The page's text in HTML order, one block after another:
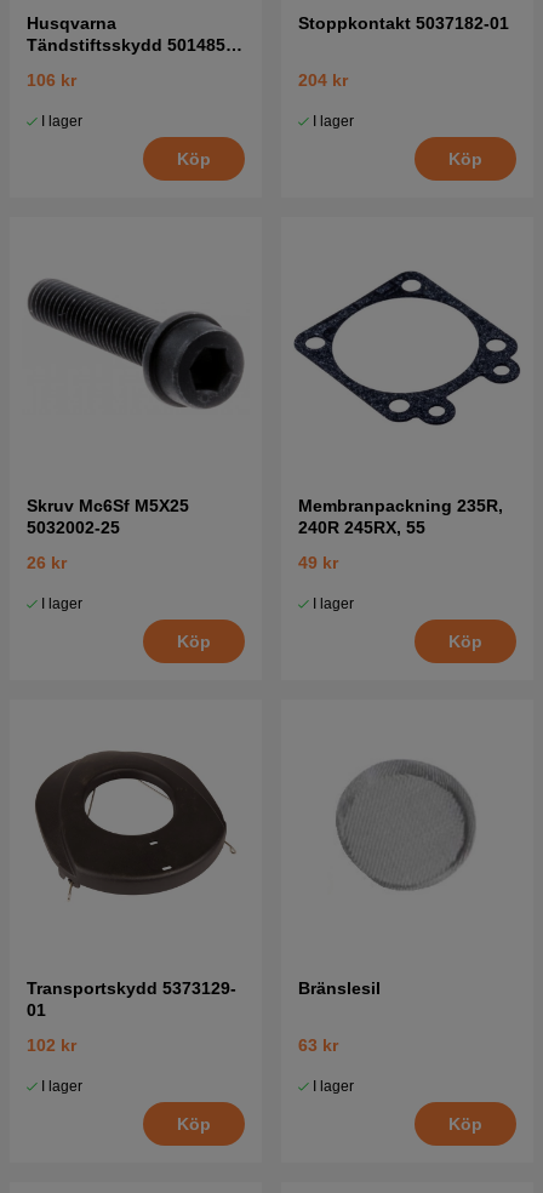
Husqvarna
Tändstiftsskydd 5014854-
106 kr
I lager
Köp
Stoppkontakt 5037182-01
204 kr
I lager
Köp
Skruv Mc6Sf M5X25
5032002-25
26 kr
I lager
Köp
Membranpackning 235R,
240R 245RX, 55
49 kr
I lager
Köp
Transportskydd 5373129-
01
102 kr
I lager
Köp
Bränslesil
63 kr
I lager
Köp